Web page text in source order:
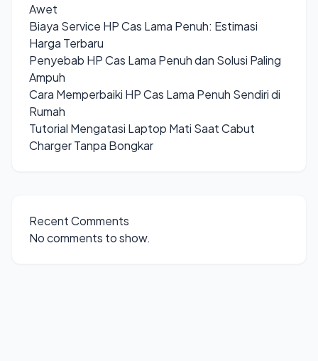
Awet
Biaya Service HP Cas Lama Penuh: Estimasi
Harga Terbaru
Penyebab HP Cas Lama Penuh dan Solusi Paling
Ampuh
Cara Memperbaiki HP Cas Lama Penuh Sendiri di
Rumah
Tutorial Mengatasi Laptop Mati Saat Cabut
Charger Tanpa Bongkar
Recent Comments
No comments to show.